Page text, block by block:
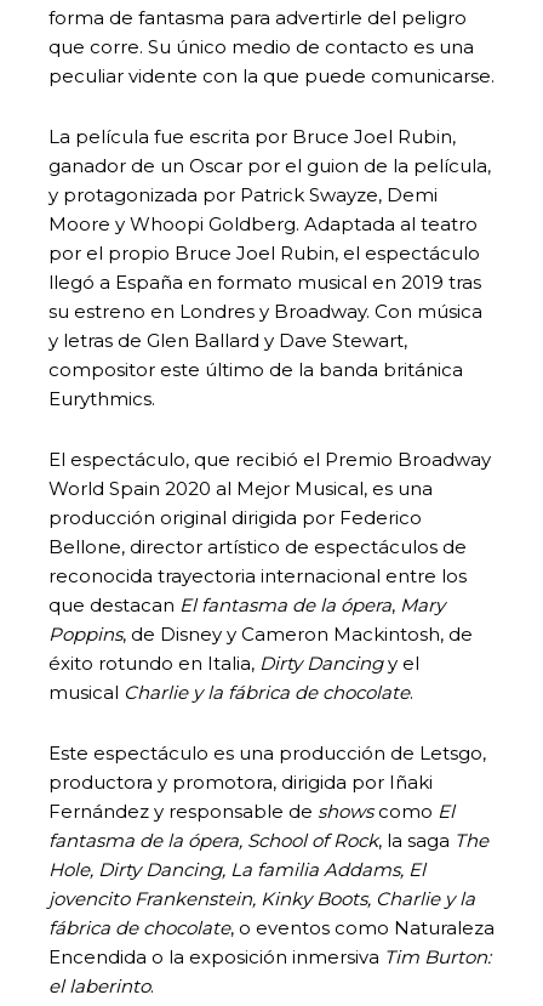
forma de fantasma para advertirle del peligro
que corre. Su único medio de contacto es una
peculiar vidente con la que puede comunicarse.
La película fue escrita por Bruce Joel Rubin,
ganador de un Oscar por el guion de la película,
y protagonizada por Patrick Swayze, Demi
Moore y Whoopi Goldberg. Adaptada al teatro
por el propio Bruce Joel Rubin, el espectáculo
llegó a España en formato musical en 2019 tras
su estreno en Londres y Broadway. Con música
y letras de Glen Ballard y Dave Stewart,
compositor este último de la banda británica
Eurythmics.
El espectáculo, que recibió el Premio Broadway
World Spain 2020 al Mejor Musical, es una
producción original dirigida por Federico
Bellone, director artístico de espectáculos de
reconocida trayectoria internacional entre los
que destacan El fantasma de la ópera, Mary
Poppins, de Disney y Cameron Mackintosh, de
éxito rotundo en Italia, Dirty Dancingy el
musical Charlie y la fábrica de chocolate.
Este espectáculo es una producción de Letsgo,
productora y promotora, dirigida por Iñaki
Fernández y responsable de showscomo El
fantasma de la ópera, School of Rock, la saga The
Hole, Dirty Dancing, La familia Addams, El
jovencito Frankenstein, Kinky Boots, Charlie y la
fábrica de chocolate, o eventos como Naturaleza
Encendida o la exposición inmersiva Tim Burton:
el laberinto.